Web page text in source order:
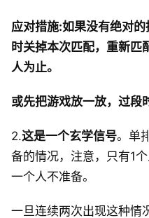
应对措施:如果没有绝对
时关掉本次匹配，重新匹
人为止。
或先把游戏放一放，过段
2.这是一个玄学信号。单
备的情况，注意，只有1
一个人不准备。
一旦连续两次出现这种情